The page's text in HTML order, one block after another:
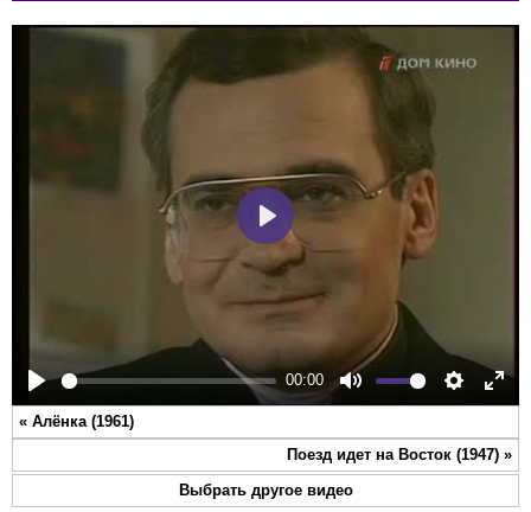
Play
00:00
Mute Settings
Play
« Алёнка (1961)
Поезд идет на Восток (1947) »
Выбрать другое видео